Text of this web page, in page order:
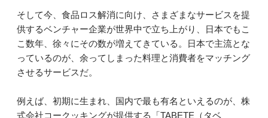
そして今、食品ロス解消に向け、さまざまなサービスを提
供するベンチャー企業が世界中で立ち上がり、日本でもこ
こ数年、徐々にその数が増えてきている。日本で主流とな
っているのが、余ってしまった料理と消費者をマッチング
させるサービスだ。
例えば、初期に生まれ、国内で最も有名といえるのが、株
式会社コークッキングが提供する「TABETE（タベ